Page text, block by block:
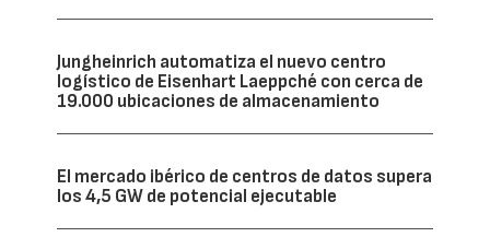
Jungheinrich automatiza el nuevo centro
logístico de Eisenhart Laeppché con cerca de
19.000 ubicaciones de almacenamiento
El mercado ibérico de centros de datos supera
los 4,5 GW de potencial ejecutable